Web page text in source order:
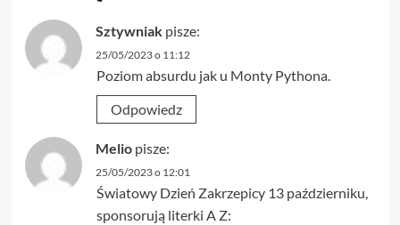
Sztywniak pisze:
25/05/2023 o 11:12
Poziom absurdu jak u Monty Pythona.
Odpowiedz
Melio pisze:
25/05/2023 o 12:01
Światowy Dzień Zakrzepicy 13 październiku,
sponsorują literki A Z: